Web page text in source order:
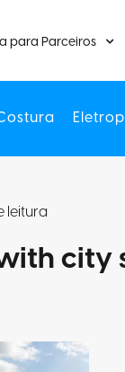
para Parceiros
leitura
city